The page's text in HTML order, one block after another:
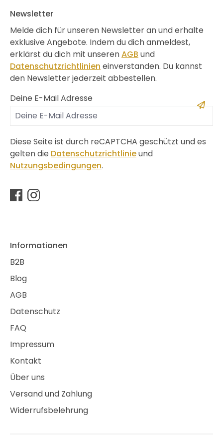
Newsletter
Melde dich für unseren Newsletter an und erhalte
exklusive Angebote. Indem du dich anmeldest,
erklärst du dich mit unserenAGB und
Datenschutzrichtlinien einverstanden. Du kannst
den Newsletter jederzeit abbestellen.
Deine E-Mail Adresse
Diese Seite ist durch reCAPTCHA geschützt und es
gelten die Datenschutzrichtlinieund
Nutzungsbedingungen.
Informationen
B2B
Blog
AGB
Datenschutz
FAQ
Impressum
Kontakt
Über uns
Versand und Zahlung
Widerrufsbelehrung